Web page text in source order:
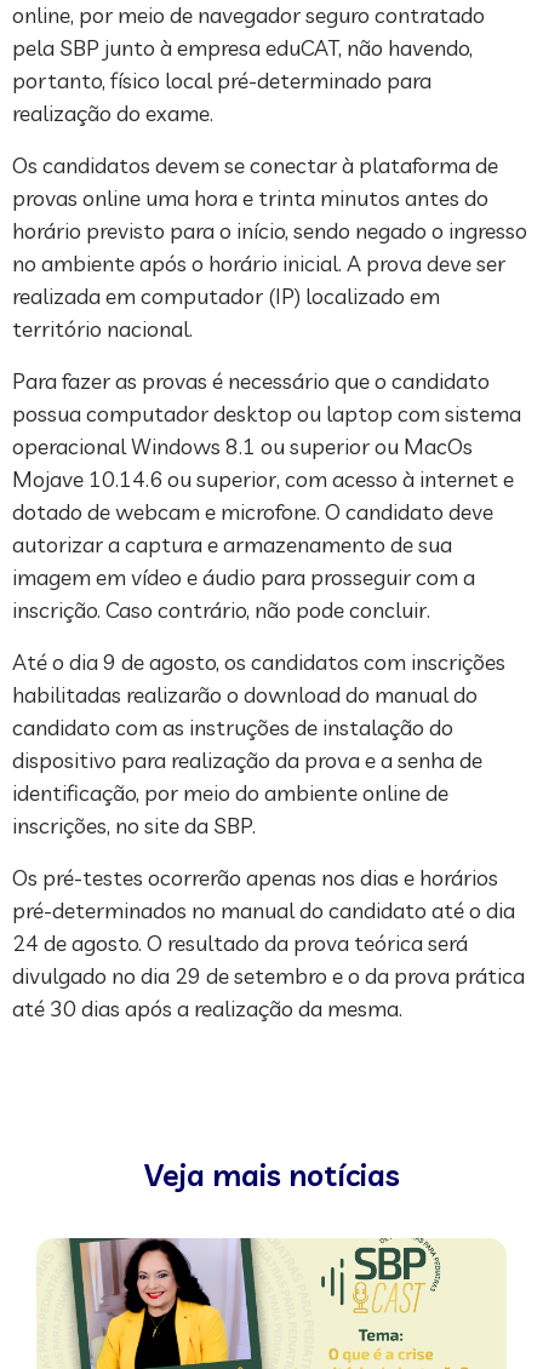
online, por meio de navegador seguro contratado
pela SBP junto à empresa eduCAT, não havendo,
portanto, físico local pré-determinado para
realização do exame.
Os candidatos devem se conectar à plataforma de
provas online uma hora e trinta minutos antes do
horário previsto para o início, sendo negado o ingresso
no ambiente após o horário inicial. A prova deve ser
realizada em computador (IP) localizado em
território nacional.
Para fazer as provas é necessário que o candidato
possua computador desktop ou laptop com sistema
operacional Windows 8.1 ou superior ou MacOs
Mojave 10.14.6 ou superior, com acesso à internet e
dotado de webcam e microfone. O candidato deve
autorizar a captura e armazenamento de sua
imagem em vídeo e áudio para prosseguir com a
inscrição. Caso contrário, não pode concluir.
Até o dia 9 de agosto, os candidatos com inscrições
habilitadas realizarão o download do manual do
candidato com as instruções de instalação do
dispositivo para realização da prova e a senha de
identificação, por meio do ambiente online de
inscrições, no site da SBP.
Os pré-testes ocorrerão apenas nos dias e horários
pré-determinados no manual do candidato até o dia
24 de agosto. O resultado da prova teórica será
divulgado no dia 29 de setembro e o da prova prática
até 30 dias após a realização da mesma.
Veja mais notícias